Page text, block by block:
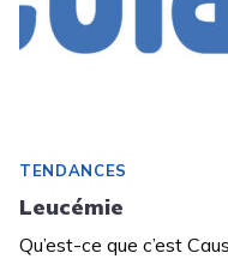
TENDANCES
Leucémie
Qu’est-ce que c’est